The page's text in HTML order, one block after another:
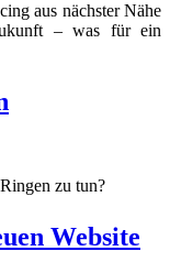
aus nächster Nähe
– was für ein
zu tun?
Website